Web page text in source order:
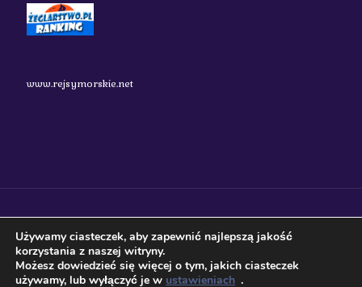
www.rejsymorskie.net
nauticos.pl 2018 Wszystkie prawa zastrzeżone.
Używamy ciasteczek, aby zapewnić najlepszą jakość
korzystania z naszej witryny.
Możesz dowiedzieć się więcej o tym, jakich ciasteczek
używamy, lub wyłączyć je w ustawieniach .